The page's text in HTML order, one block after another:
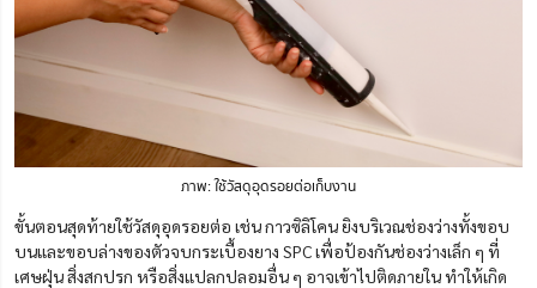
ภาพ: ใช้วัสดุอุดรอยต่อเก็บงาน
ขั้นตอนสุดท้ายใช้วัสดุอุดรอยต่อ เช่น กาวซิลิโคน ยิงบริเวณช่องว่างทั้งขอบ
บนและขอบล่างของตัวจบกระเบื้องยาง SPC เพื่อป้องกันช่องว่างเล็ก ๆ ที่
เศษฝุ่น สิ่งสกปรก หรือสิ่งแปลกปลอมอื่น ๆ อาจเข้าไปติดภายใน ทำให้เกิด